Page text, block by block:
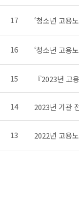
17 ‘청소년 고용
16 ‘청소년 고용
15 『2023년 고
14 2023년 기관
13 2022년 고용